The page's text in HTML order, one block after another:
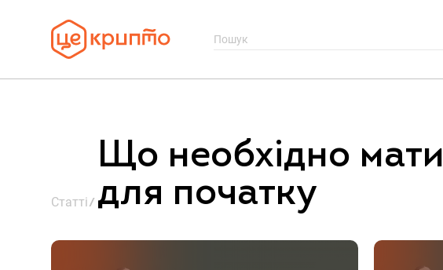
Статті
Що необхідно мати
для початку